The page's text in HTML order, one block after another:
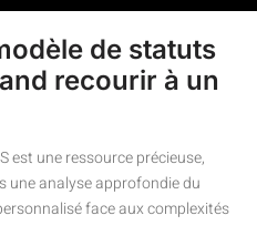
de statuts
recourir à un
est une ressource précieuse,
une analyse approfondie du
face aux complexités